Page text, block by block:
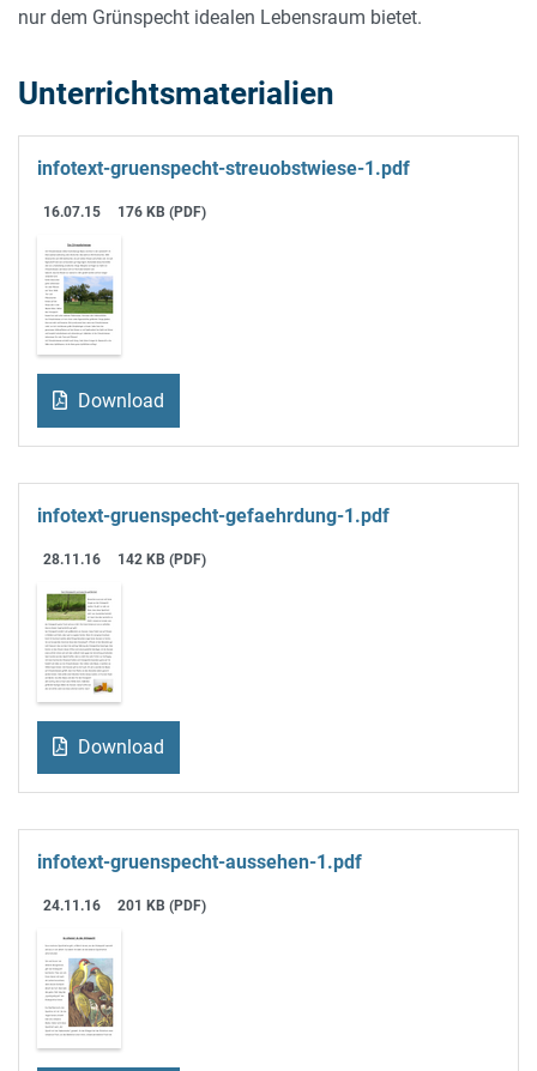
nur dem Grünspecht idealen Lebensraum bietet.
Unterrichtsmaterialien
infotext-gruenspecht-streuobstwiese-1.pdf
16.07.15 176 KB (PDF)
Download
infotext-gruenspecht-gefaehrdung-1.pdf
28.11.16 142 KB (PDF)
Download
infotext-gruenspecht-aussehen-1.pdf
24.11.16 201 KB (PDF)